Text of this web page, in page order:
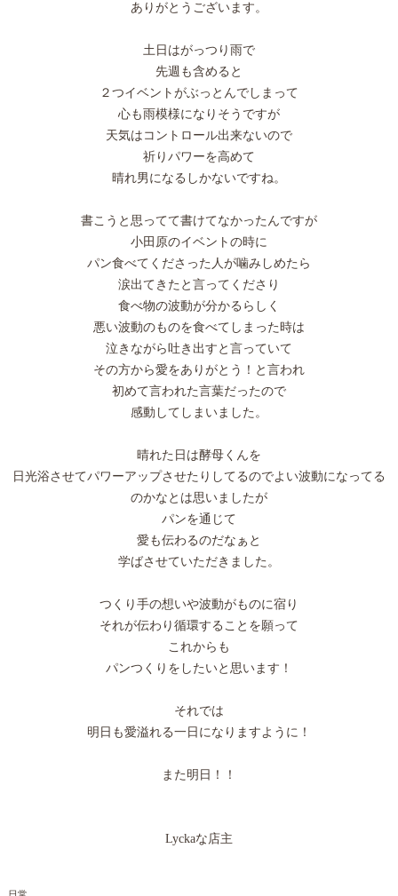
ありがとうございます。
土日はがっつり雨で
先週も含めると
２つイベントがぶっとんでしまって
心も雨模様になりそうですが
天気はコントロール出来ないので
祈りパワーを高めて
晴れ男になるしかないですね。
書こうと思ってて書けてなかったんですが
小田原のイベントの時に
パン食べてくださった人が噛みしめたら
涙出てきたと言ってくださり
食べ物の波動が分かるらしく
悪い波動のものを食べてしまった時は
泣きながら吐き出すと言っていて
その方から愛をありがとう！と言われ
初めて言われた言葉だったので
感動してしまいました。
晴れた日は酵母くんを
日光浴させてパワーアップさせたりしてるのでよい波動になってる
のかなとは思いましたが
パンを通じて
愛も伝わるのだなぁと
学ばさせていただきました。
つくり手の想いや波動がものに宿り
それが伝わり循環することを願って
これからも
パンつくりをしたいと思います！
それでは
明日も愛溢れる一日になりますように！
また明日！！
Lyckaな店主